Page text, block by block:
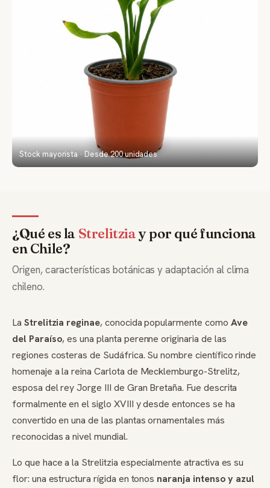
Stock mayorista · Desde 200 unidades
¿Qué es la Strelitziay por qué funciona
en Chile?
Origen, características botánicas y adaptación al clima
chileno.
La Strelitzia reginae, conocida popularmente como Ave
del Paraíso, es una planta perenne originaria de las
regiones costeras de Sudáfrica. Su nombre científico rinde
homenaje a la reina Carlota de Mecklemburgo-Strelitz,
esposa del rey Jorge III de Gran Bretaña. Fue descrita
formalmente en el siglo XVIII y desde entonces se ha
convertido en una de las plantas ornamentales más
reconocidas a nivel mundial.
Lo que hace a la Strelitzia especialmente atractiva es su
flor: una estructura rígida en tonos naranja intenso y azul